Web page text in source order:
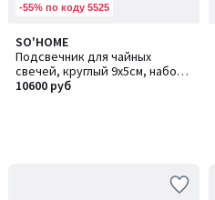
-55% по коду 5525
SO'HOME
Подсвечник для чайных
свечей, круглый 9х5см, набор
2шт
10600 руб